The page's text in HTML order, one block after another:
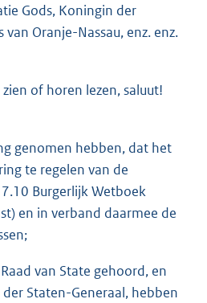
:
3
b
Gods, Koningin der
van Oranje-Nassau, enz. enz.
of horen lezen, saluut!
genomen hebben, dat het
te regelen van de
Burgerlijk Wetboek
en in verband daarmee de
van State gehoord, en
Staten-Generaal, hebben